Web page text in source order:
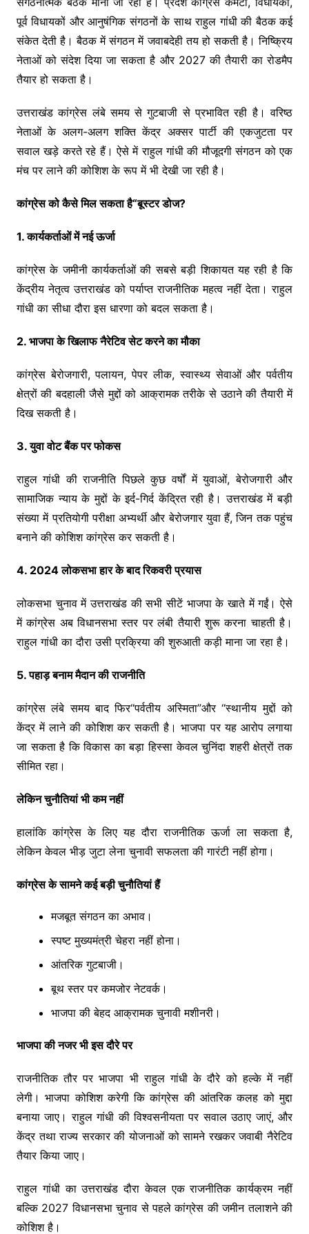
पूर्व विधायकों और आनुषंगिक संगठनों के साथ राहुल गांधी की बैठक कई
संकेत देती है। बैठक में संगठन में जवाबदेही तय हो सकती है। निष्क्रिय
नेताओं को संदेश दिया जा सकता है और 2027 की तैयारी का रोडमैप
तैयार हो सकता है।
उत्तराखंड कांग्रेस लंबे समय से गुटबाजी से प्रभावित रही है। वरिष्ठ
नेताओं के अलग-अलग शक्ति केंद्र अक्सर पार्टी की एकजुटता पर
सवाल खड़े करते रहे हैं। ऐसे में राहुल गांधी की मौजूदगी संगठन को एक
मंच पर लाने की कोशिश के रूप में भी देखी जा रही है।
कांग्रेस को कैसे मिल सकता है“बूस्टर डोज?
1. कार्यकर्ताओं में नई ऊर्जा
कांग्रेस के जमीनी कार्यकर्ताओं की सबसे बड़ी शिकायत यह रही है कि
केंद्रीय नेतृत्व उत्तराखंड को पर्याप्त राजनीतिक महत्व नहीं देता। राहुल
गांधी का सीधा दौरा इस धारणा को बदल सकता है।
2. भाजपा के खिलाफ नैरेटिव सेट करने का मौका
कांग्रेस बेरोजगारी, पलायन, पेपर लीक, स्वास्थ्य सेवाओं और पर्वतीय
क्षेत्रों की बदहाली जैसे मुद्दों को आक्रामक तरीके से उठाने की तैयारी में
दिख सकती है।
3. युवा वोट बैंक पर फोकस
राहुल गांधी की राजनीति पिछले कुछ वर्षों में युवाओं, बेरोजगारी और
सामाजिक न्याय के मुद्दों के इर्द-गिर्द केंद्रित रही है। उत्तराखंड में बड़ी
संख्या में प्रतियोगी परीक्षा अभ्यर्थी और बेरोजगार युवा हैं, जिन तक पहुंच
बनाने की कोशिश कांग्रेस कर सकती है।
4. 2024 लोकसभा हार के बाद रिकवरी प्रयास
लोकसभा चुनाव में उत्तराखंड की सभी सीटें भाजपा के खाते में गईं। ऐसे
में कांग्रेस अब विधानसभा स्तर पर लंबी तैयारी शुरू करना चाहती है।
राहुल गांधी का दौरा उसी प्रक्रिया की शुरुआती कड़ी माना जा रहा है।
5. पहाड़ बनाम मैदान की राजनीति
कांग्रेस लंबे समय बाद फिर“पर्वतीय अस्मिता”और “स्थानीय मुद्दों को
केंद्र में लाने की कोशिश कर सकती है। भाजपा पर यह आरोप लगाया
जा सकता है कि विकास का बड़ा हिस्सा केवल चुनिंदा शहरी क्षेत्रों तक
सीमित रहा।
लेकिन चुनौतियां भी कम नहीं
हालांकि कांग्रेस के लिए यह दौरा राजनीतिक ऊर्जा ला सकता है,
लेकिन केवल भीड़ जुटा लेना चुनावी सफलता की गारंटी नहीं होगा।
कांग्रेस के सामने कई बड़ी चुनौतियां हैं
मजबूत संगठन का अभाव।
स्पष्ट मुख्यमंत्री चेहरा नहीं होना।
आंतरिक गुटबाजी।
बूथ स्तर पर कमजोर नेटवर्क।
भाजपा की बेहद आक्रामक चुनावी मशीनरी।
भाजपा की नजर भी इस दौरे पर
राजनीतिक तौर पर भाजपा भी राहुल गांधी के दौरे को हल्के में नहीं
लेगी। भाजपा कोशिश करेगी कि कांग्रेस की आंतरिक कलह को मुद्दा
बनाया जाए। राहुल गांधी की विश्वसनीयता पर सवाल उठाए जाएं, और
केंद्र तथा राज्य सरकार की योजनाओं को सामने रखकर जवाबी नैरेटिव
तैयार किया जाए।
राहुल गांधी का उत्तराखंड दौरा केवल एक राजनीतिक कार्यक्रम नहीं
बल्कि 2027 विधानसभा चुनाव से पहले कांग्रेस की जमीन तलाशने की
कोशिश है।